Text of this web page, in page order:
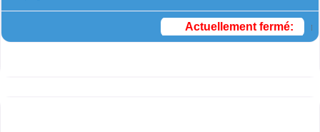
Actuellement fermé: